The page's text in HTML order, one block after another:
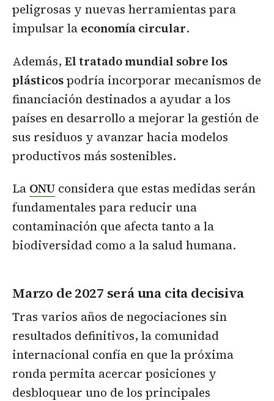
peligrosas y nuevas herramientas para
impulsar la economía circular.
Además, El tratado mundial sobre los
plásticospodría incorporar mecanismos de
financiación destinados a ayudar a los
países en desarrollo a mejorar la gestión de
sus residuos y avanzar hacia modelos
productivos más sostenibles.
La ONU considera que estas medidas serán
fundamentales para reducir una
contaminación que afecta tanto a la
biodiversidad como a la salud humana.
Marzo de 2027 será una cita decisiva
Tras varios años de negociaciones sin
resultados definitivos, la comunidad
internacional confía en que la próxima
ronda permita acercar posiciones y
desbloquear uno de los principales